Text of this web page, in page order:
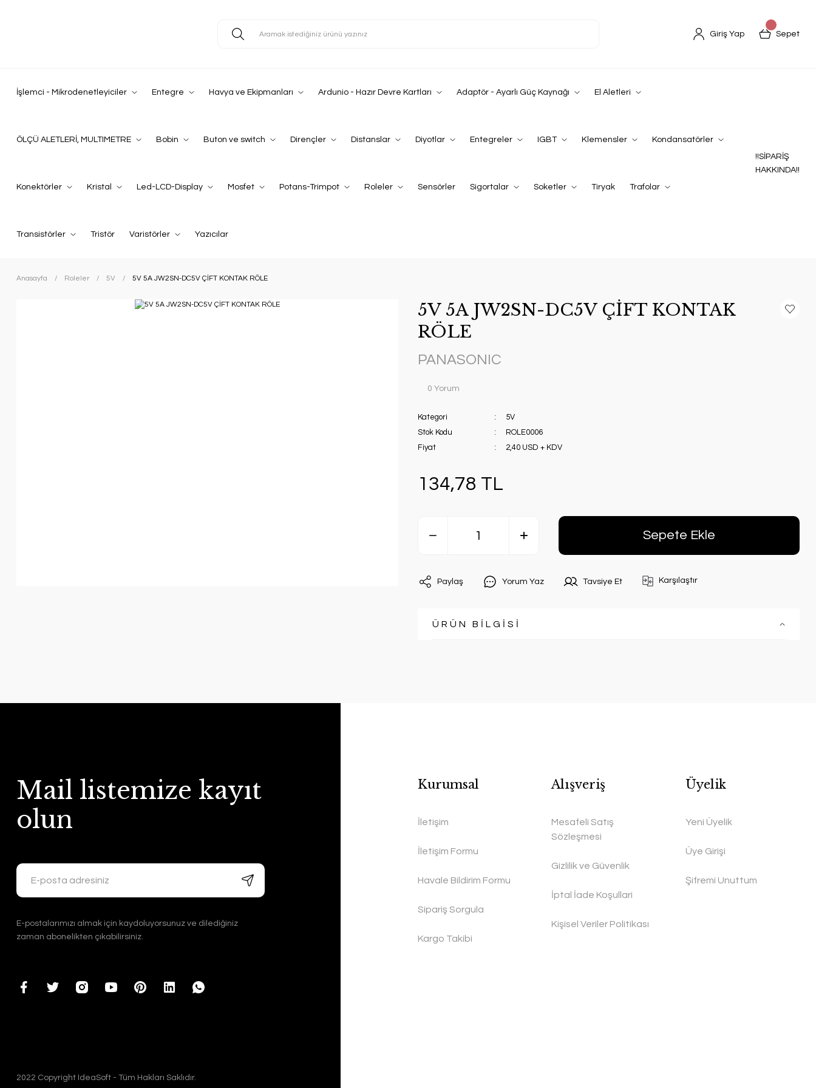
Giriş Yap Sepet
İşlemci - Mikrodenetleyiciler Entegre Havya ve Ekipmanları Ardunio - Hazır Devre Kartları Adaptör - Ayarlı Güç Kaynağı El Aletleri
ÖLÇÜ ALETLERİ, MULTIMETRE Bobin Buton ve switch Dirençler Distanslar Diyotlar Entegreler IGBT Klemensler Kondansatörler
Konektörler Kristal Led-LCD-Display Mosfet Potans-Trimpot Roleler Sensörler Sigortalar Soketler Tiryak Trafolar
Transistörler Tristör Varistörler Yazıcılar
!!SİPARİŞ
HAKKINDA!!
Anasayfa Roleler 5V 5V 5A JW2SN-DC5V ÇİFT KONTAK RÖLE
5V 5A JW2SN-DC5V ÇİFT KONTAK
RÖLE
PANASONIC
0 Yorum
Kategori
5V
Stok Kodu
ROLE0006
Fiyat
2,40 USD + KDV
134,78 TL
Sepete Ekle
Paylaş Yorum Yaz Tavsiye Et Karşılaştır
ÜRÜN BİLGİSİ
Mail listemize kayıt
olun
E-postalarımızı almak için kaydoluyorsunuz ve dilediğiniz
zaman abonelikten çıkabilirsiniz.
Kurumsal
İletişim
İletişim Formu
Havale Bildirim Formu
Sipariş Sorgula
Kargo Takibi
Alışveriş
Mesafeli Satış
Sözleşmesi
Gizlilik ve Güvenlik
İptal İade Koşullari
Kişisel Veriler Politikası
Üyelik
Yeni Üyelik
Üye Girişi
Şifremi Unuttum
2022 Copyright IdeaSoft - Tüm Hakları Saklıdır.